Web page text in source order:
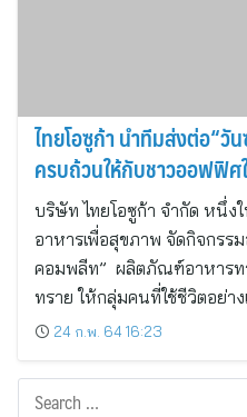
ไทยโอซูก้า นำทีมส่งต่อ“วั
ครบถ้วนให้กับชาวออฟฟิศ
บริษัท ไทยโอซูก้า จำกัด หนึ่
อาหารเพื่อสุขภาพ จัดกิจกรร
คอมพลีท” ผลิตภัณฑ์อาหารท
ทราย ให้กลุ่มคนที่ใช้ชีวิตอย่าง
24 ก.พ. 64 16:23